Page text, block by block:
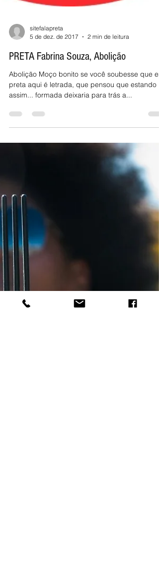
sitefalapreta
5 de dez. de 2017
2 min de leitura
PRETA Fabrina Souza, Abolição
preta aqui é letrada, que pensou que estando
assim... formada deixaria para trás a...